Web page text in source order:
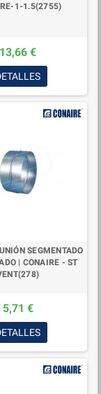
1-1.5(2755)
13,66 €
SEGMENTADO
| CONAIRE - ST
5,71 €